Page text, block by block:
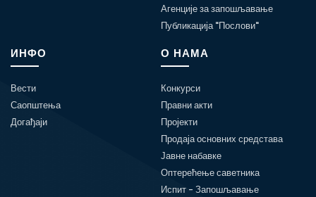
Агенције за запошљавање
Публикација "Послови"
ИНФО
Вести
Саопштења
Догађаји
О НАМА
Конкурси
Правни акти
Пројекти
Продаја основних средстава
Јавне набавке
Оптерећење саветника
Испит - Запошљавање